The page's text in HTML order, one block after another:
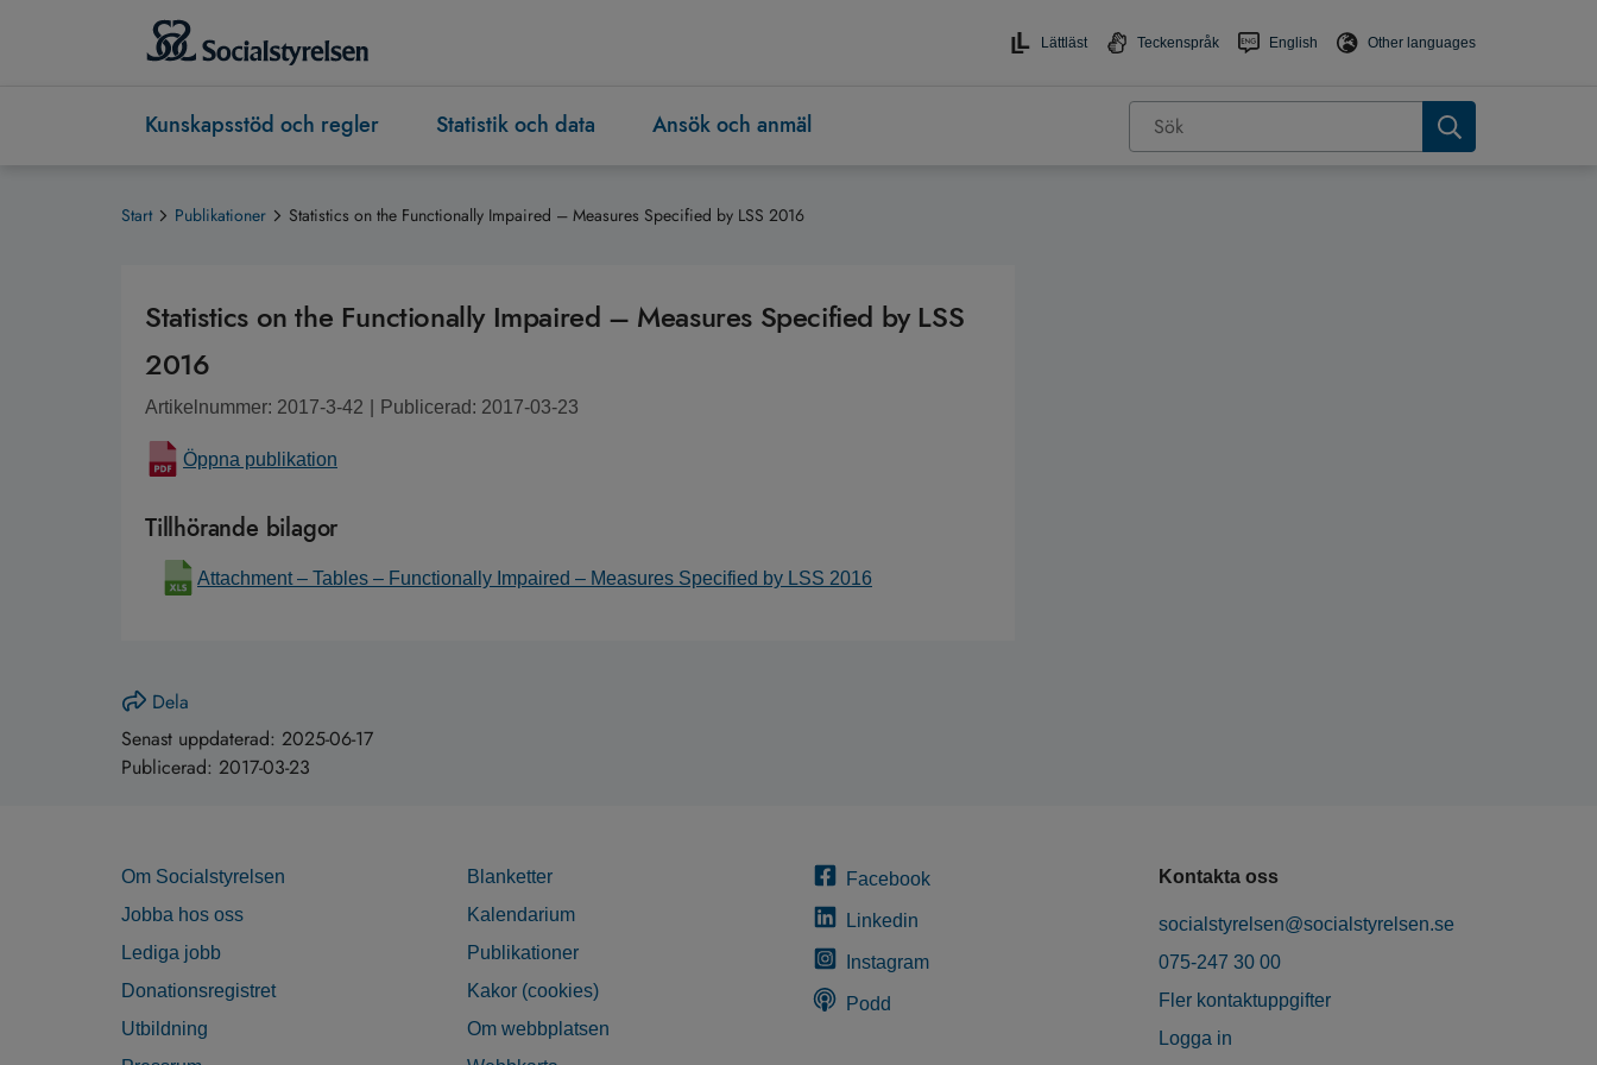
Lättläst Teckenspråk English Other languages
Kunskapsstöd och regler Statistik och data Ansök och anmäl
Start Publikationer Statistics on the Functionally Impaired – Measures Specified by LSS 2016
Statistics on the Functionally Impaired – Measures Specified by LSS
2016
Artikelnummer: 2017-3-42 Publicerad: 2017-03-23
Öppna publikation
Tillhörande bilagor
Attachment – Tables – Functionally Impaired – Measures Specified by LSS 2016
Dela
Senast uppdaterad: 2025-06-17
Publicerad: 2017-03-23
Om Socialstyrelsen
Jobba hos oss
Lediga jobb
Donationsregistret
Utbildning
Blanketter
Kalendarium
Publikationer
Kakor (cookies)
Om webbplatsen
Facebook
Linkedin
Instagram
Podd
Kontakta oss
socialstyrelsen@socialstyrelsen.se
075-247 30 00
Fler kontaktuppgifter
Logga in